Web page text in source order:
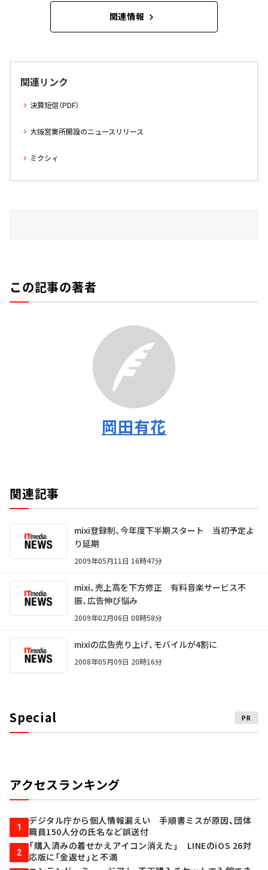
関連情報
関連リンク
決算短信（PDF）
大阪営業所開設のニュースリリース
ミクシィ
この記事の著者
岡田有花
関連記事
mixi登録制、今年度下半期スタート 当初予定よ
り延期
2009年05月11日 16時47分
mixi、売上高を下方修正 有料音楽サービス不
振、広告伸び悩み
2009年02月06日 08時58分
mixiの広告売り上げ、モバイルが4割に
2008年05月09日 20時16分
Special PR
アクセスランキング
1
デジタル庁から個人情報漏えい 手順書ミスが原因、団体
職員150人分の氏名など誤送付
2
「購入済みの着せかえアイコン消えた」 LINEのiOS 26対
応版に「金返せ」と不満